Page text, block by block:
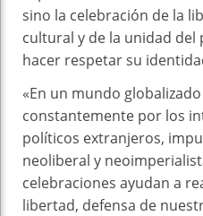
sino la celebración de la
cultural y de la unidad
hacer respetar su
«En un mundo
constantemente por los
políticos extranjeros,
neoliberal y
celebraciones ayudan a
libertad, defensa de